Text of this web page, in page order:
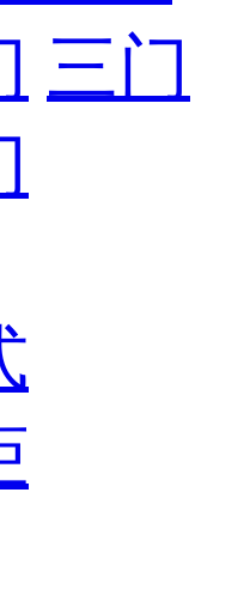
三门